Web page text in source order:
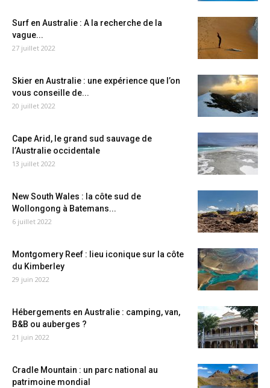
Surf en Australie : A la recherche de la
vague...
27 juillet 2022
Skier en Australie : une expérience que l’on
vous conseille de...
20 juillet 2022
Cape Arid, le grand sud sauvage de
l’Australie occidentale
13 juillet 2022
New South Wales : la côte sud de
Wollongong à Batemans...
6 juillet 2022
Montgomery Reef : lieu iconique sur la côte
du Kimberley
29 juin 2022
Hébergements en Australie : camping, van,
B&B ou auberges ?
21 juin 2022
Cradle Mountain : un parc national au
patrimoine mondial